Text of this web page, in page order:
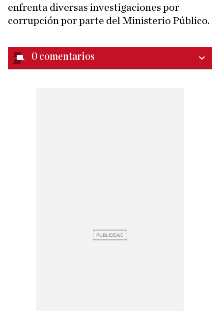
enfrenta diversas investigaciones por
corrupción por parte del Ministerio Público.
0 comentarios